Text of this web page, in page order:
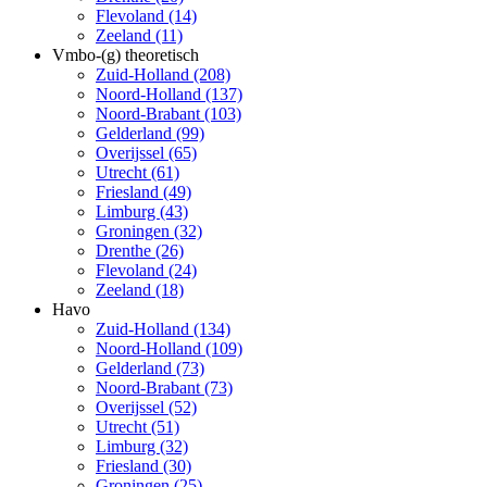
Flevoland (14)
Zeeland (11)
Vmbo-(g) theoretisch
Zuid-Holland (208)
Noord-Holland (137)
Noord-Brabant (103)
Gelderland (99)
Overijssel (65)
Utrecht (61)
Friesland (49)
Limburg (43)
Groningen (32)
Drenthe (26)
Flevoland (24)
Zeeland (18)
Havo
Zuid-Holland (134)
Noord-Holland (109)
Gelderland (73)
Noord-Brabant (73)
Overijssel (52)
Utrecht (51)
Limburg (32)
Friesland (30)